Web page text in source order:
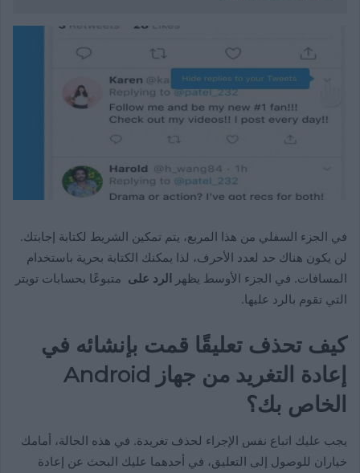
في الجزء السفلي من هذا المربع، يتم تمكين الشريط لكتابة إجابتك.
لن يكون هناك حد لعدد الأحرف، لذا يمكنك الكتابة بحرية باستخدام
المسافات. في الجزء الأوسط يظهر الرد على متبوعًا بحسابات تويتر
التي تقوم بالرد عليها.
كيف تحذف تعليقًا قمت بإنشائه في
إعادة التغريد من جهاز Android
الخاص بك؟
يجب عليك اتباع نفس الإجراء لحذف تغريدة. في هذه الحالة، أمامك
خياران للوصول إلى التعليق، في أحدهما عليك البحث عن إعادة